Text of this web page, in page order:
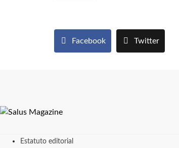
Facebook Twitter
Estatuto editorial